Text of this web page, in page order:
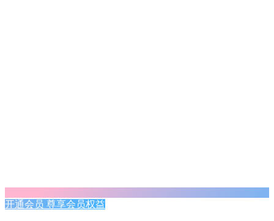
开通会员 尊享会员权益